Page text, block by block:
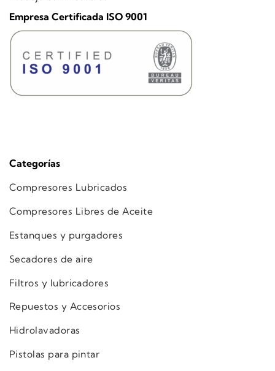
Categorías
Compresores Lubricados
Compresores Libres de Aceite
Estanques y purgadores
Secadores de aire
Filtros y lubricadores
Repuestos y Accesorios
Hidrolavadoras
Pistolas para pintar
Empresa Certificada ISO 9001